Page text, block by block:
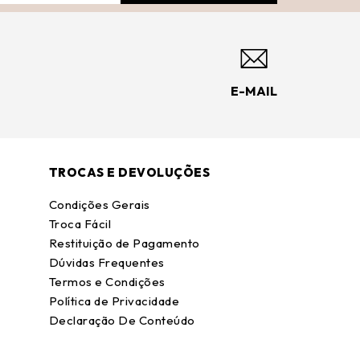
E-MAIL
TROCAS E DEVOLUÇÕES
Condições Gerais
Troca Fácil
Restituição de Pagamento
Dúvidas Frequentes
Termos e Condições
Política de Privacidade
Declaração De Conteúdo